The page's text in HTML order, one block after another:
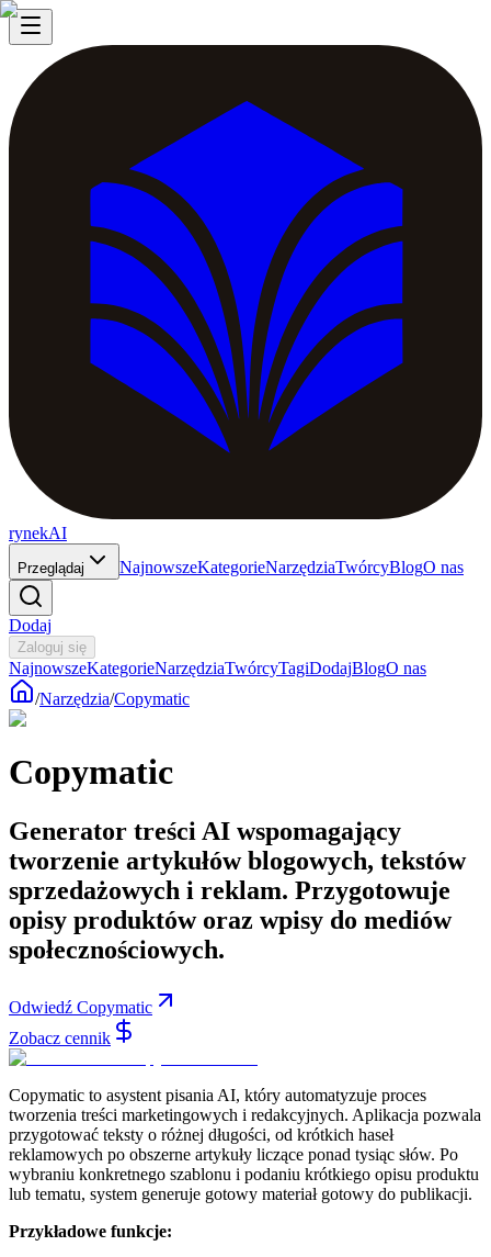
rynekAI
Przeglądaj NajnowszeKategorieNarzędziaTwórcyBlogO nas
Dodaj
Zaloguj się
NajnowszeKategorieNarzędziaTwórcyTagiDodajBlogO nas
/Narzędzia/Copymatic
Copymatic
Generator treści AI wspomagający
tworzenie artykułów blogowych, tekstów
sprzedażowych i reklam. Przygotowuje
opisy produktów oraz wpisy do mediów
społecznościowych.
Odwiedź Copymatic
Zobacz cennik
Copymatic to asystent pisania AI, który automatyzuje proces
tworzenia treści marketingowych i redakcyjnych. Aplikacja pozwala
przygotować teksty o różnej długości, od krótkich haseł
reklamowych po obszerne artykuły liczące ponad tysiąc słów. Po
wybraniu konkretnego szablonu i podaniu krótkiego opisu produktu
lub tematu, system generuje gotowy materiał gotowy do publikacji.
Przykładowe funkcje: